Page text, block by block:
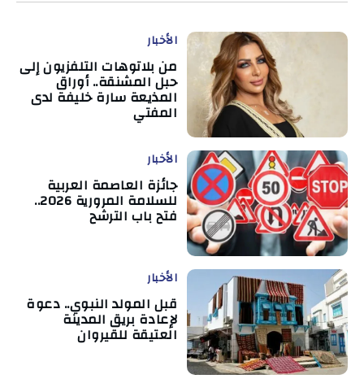
الأخبار
من بلاتوهات التلفزيون إلى
حبل المشنقة.. أوراق
المذيعة سارة خليفة لدى
المفتي
الأخبار
جائزة العاصمة العربية
للسلامة المرورية 2026..
فتح باب الترشح
الأخبار
قبل المولد النبوي.. دعوة
لإعادة بريق المدينة
العتيقة للقيروان